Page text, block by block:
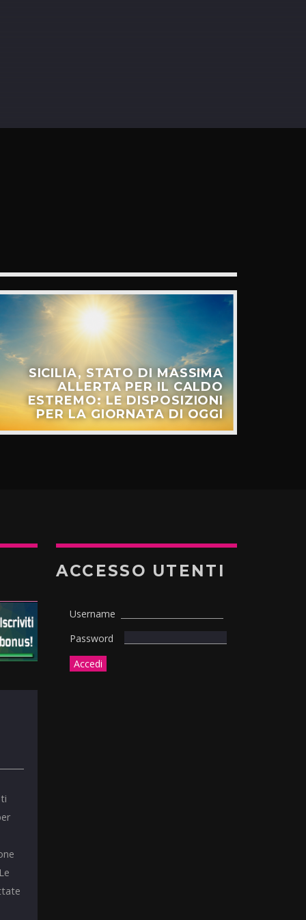
SICILIA, STATO DI MASSIMA
ALLERTA PER IL CALDO
ESTREMO: LE DISPOSIZIONI
PER LA GIORNATA DI OGGI
ACCESSO UTENTI
Username
Password